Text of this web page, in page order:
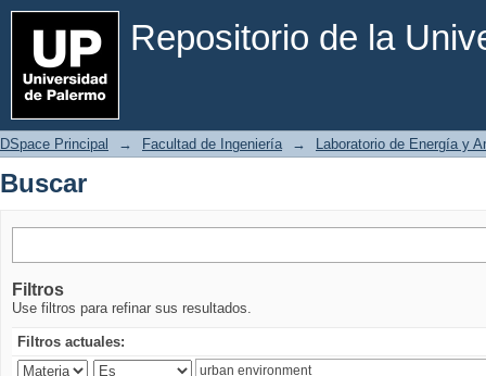
Repositorio de la
Buscar
DSpace Principal → Facultad de Ingeniería → Laboratorio de Energía y
Buscar
Filtros
Use filtros para refinar sus resultados.
Filtros actuales: